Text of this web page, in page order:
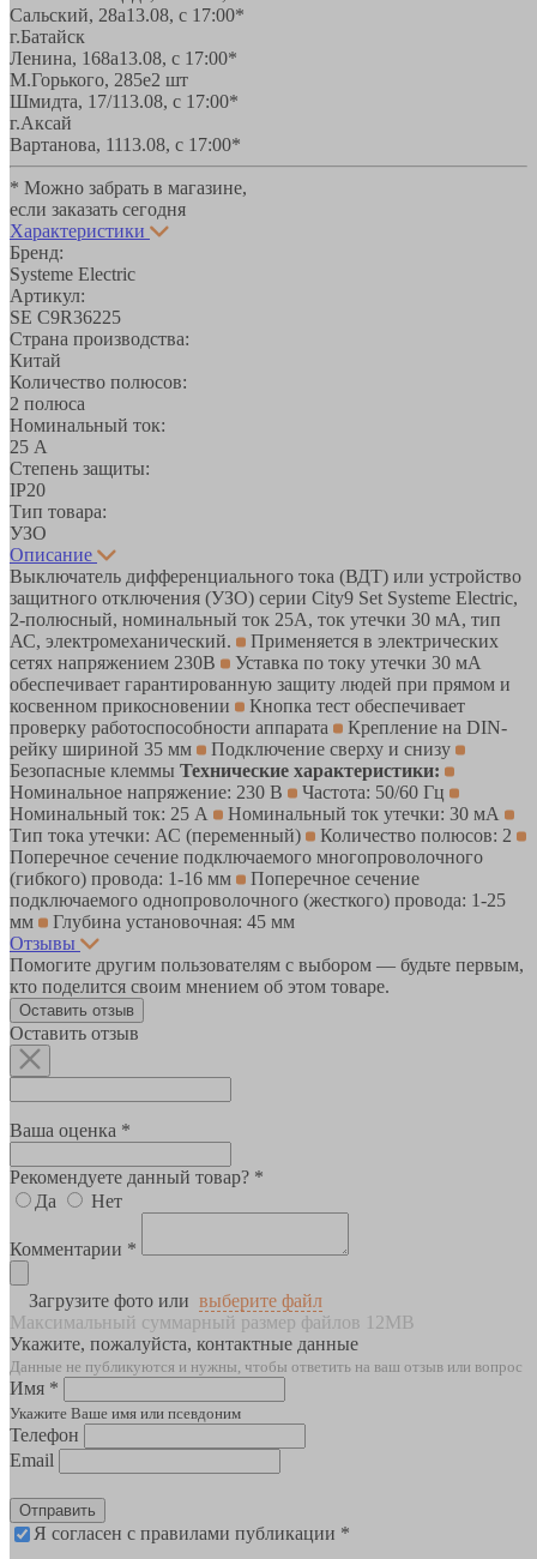
Сальский, 28a13.08, с 17:00*
г.Батайск
Ленина, 168а13.08, с 17:00*
М.Горького, 285е2 шт
Шмидта, 17/113.08, с 17:00*
г.Аксай
Вартанова, 1113.08, с 17:00*
* Можно забрать в магазине,
если заказать сегодня
Характеристики
Бренд:
Systeme Electric
Артикул:
SE C9R36225
Страна производства:
Китай
Количество полюсов:
2 полюса
Номинальный ток:
25 А
Степень защиты:
IP20
Тип товара:
УЗО
Описание
Выключатель дифференциального тока (ВДТ) или устройство
защитного отключения (УЗО) серии City9 Set Systeme Electric,
2-полюсный, номинальный ток 25А, ток утечки 30 мА, тип
АС, электромеханический.
Применяется в электрических
сетях напряжением 230В
Уставка по току утечки 30 мА
обеспечивает гарантированную защиту людей при прямом и
косвенном прикосновении
Кнопка тест обеспечивает
проверку работоспособности аппарата
Крепление на DIN-
рейку шириной 35 мм
Подключение сверху и снизу
Безопасные клеммы Технические характеристики:
Номинальное напряжение: 230 В
Частота: 50/60 Гц
Номинальный ток: 25 А
Номинальный ток утечки: 30 мА
Тип тока утечки: АС (переменный)
Количество полюсов: 2
Поперечное сечение подключаемого многопроволочного
(гибкого) провода: 1-16 мм
Поперечное сечение
подключаемого однопроволочного (жесткого) провода: 1-25
мм
Глубина установочная: 45 мм
Отзывы
Помогите другим пользователям с выбором — будьте первым,
кто поделится своим мнением об этом товаре.
Оставить отзыв
Оставить отзыв
Ваша оценка *
Рекомендуете данный товар? *
Да
Нет
Комментарии *
Загрузите фото или выберите файл
Максимальный суммарный размер файлов 12MB
Укажите, пожалуйста, контактные данные
Данные не публикуются и нужны, чтобы ответить на ваш отзыв или вопрос
Имя *
Укажите Ваше имя или псевдоним
Телефон
Email
Отправить
Я согласен с правилами публикации *